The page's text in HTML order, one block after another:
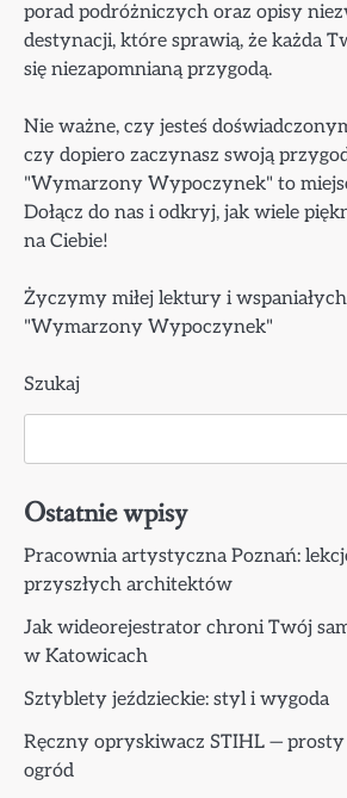
porad podróżniczych oraz opisy
destynacji, które sprawią, że każda
się niezapomnianą przygodą.
Nie ważne, czy jesteś
czy dopiero zaczynasz swoją
"Wymarzony Wypoczynek" to
Dołącz do nas i odkryj, jak wiele
na Ciebie!
Życzymy miłej lektury i
"Wymarzony Wypoczynek"
Szukaj
Ostatnie wpisy
Pracownia artystyczna Poznań:
przyszłych architektów
Jak wideorejestrator chroni Twój
w Katowicach
Sztyblety jeździeckie: styl i wygoda
Ręczny opryskiwacz STIHL —
ogród